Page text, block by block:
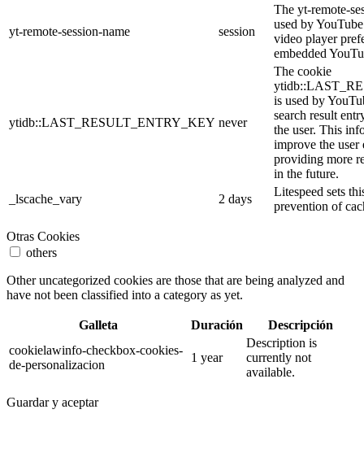
yt-remote-session-name session
The yt-remote-
used by
video player
embedded
ytidb::LAST_RESULT_ENTRY_KEY never
The cookie
is used by
search result
the user. This
improve the user
providing more
in the future.
_lscache_vary
2 days
Litespeed sets
prevention of
Otras Cookies
others
Other uncategorized cookies are those that are being analyzed and
have not been classified into a category as yet.
Galleta Duración
Descripción
cookielawinfo-checkbox-cookies-
de-personalizacion
1 year
Description is
currently not
available.
Guardar y aceptar